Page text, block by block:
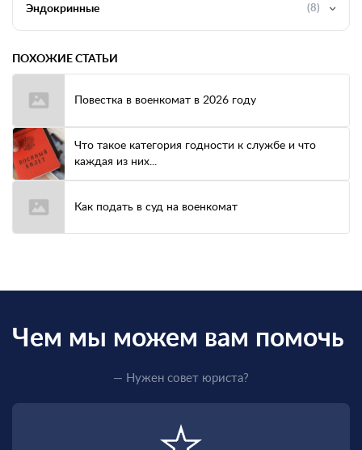
Эндокринные (8)
ПОХОЖИЕ СТАТЬИ
Повестка в военкомат в 2026 году
Что такое категория годности к службе и что
каждая из них...
Как подать в суд на военкомат
Чем мы можем вам помочь
— Нужен совет юриста?